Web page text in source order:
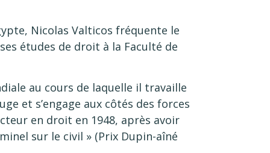
Nicolas Valticos fréquente le
études de droit à la Faculté de
au cours de laquelle il travaille
et s’engage aux côtés des forces
en droit en 1948, après avoir
sur le civil » (Prix Dupin-aîné